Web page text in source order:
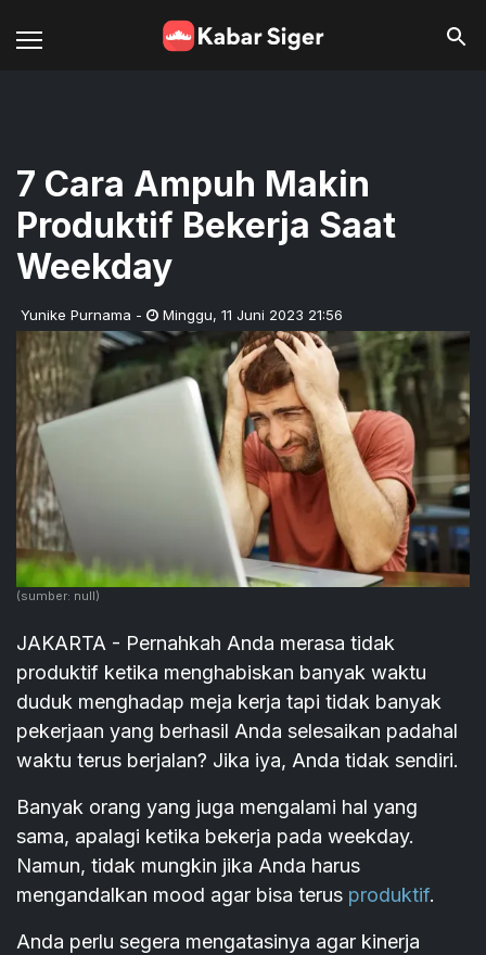
7 Cara Ampuh Makin
Produktif Bekerja Saat
Weekday
Yunike Purnama - Minggu, 11 Juni 2023 21:56
(sumber: null)
JAKARTA - Pernahkah Anda merasa tidak
produktif ketika menghabiskan banyak waktu
duduk menghadap meja kerja tapi tidak banyak
pekerjaan yang berhasil Anda selesaikan padahal
waktu terus berjalan? Jika iya, Anda tidak sendiri.
Banyak orang yang juga mengalami hal yang
sama, apalagi ketika bekerja pada weekday.
Namun, tidak mungkin jika Anda harus
mengandalkan mood agar bisa terus produktif.
Anda perlu segera mengatasinya agar kinerja